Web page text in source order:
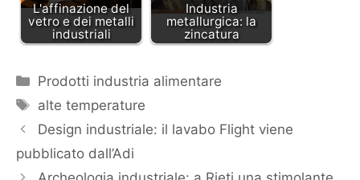
L'affinazione del
vetro e dei metalli
industriali
Industria
metallurgica: la
zincatura
Categorie
Prodotti industria alimentare
Tag
alte temperature
Design industriale: il lavabo Flight viene
pubblicato dall’Adi